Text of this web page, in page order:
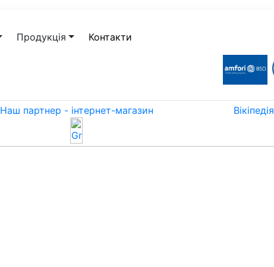
Продукція Контакти
Наш партнер - інтернет-магазин Вікіпедія